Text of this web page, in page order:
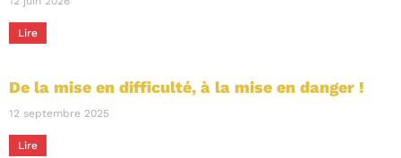
Lire
De la mise en difficulté, à la mise en danger !
12 septembre 2025
Lire